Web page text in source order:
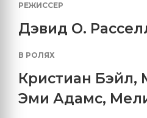
РЕЖИССЕР
Дэвид О.
В РОЛЯХ
Кристиан Бэйл,
Эми Адамс,